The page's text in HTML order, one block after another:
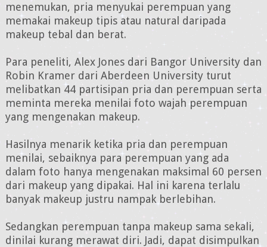
menemukan, pria menyukai perempuan yang
memakai makeup tipis atau natural daripada
makeup tebal dan berat.
Para peneliti, Alex Jones dari Bangor University dan
Robin Kramer dari Aberdeen University turut
melibatkan 44 partisipan pria dan perempuan serta
meminta mereka menilai foto wajah perempuan
yang mengenakan makeup.
Hasilnya menarik ketika pria dan perempuan
menilai, sebaiknya para perempuan yang ada
dalam foto hanya mengenakan maksimal 60 persen
dari makeup yang dipakai. Hal ini karena terlalu
banyak makeup justru nampak berlebihan.
Sedangkan perempuan tanpa makeup sama sekali,
dinilai kurang merawat diri. Jadi, dapat disimpulkan